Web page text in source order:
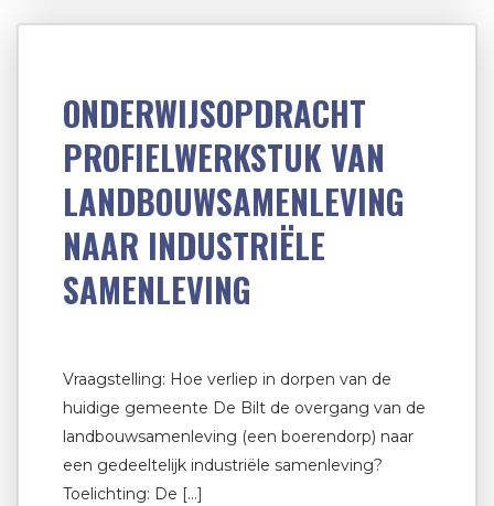
ONDERWIJSOPDRACHT
PROFIELWERKSTUK VAN
LANDBOUWSAMENLEVING
NAAR INDUSTRIËLE
SAMENLEVING
Vraagstelling: Hoe verliep in dorpen van de
huidige gemeente De Bilt de overgang van de
landbouwsamenleving (een boerendorp) naar
een gedeeltelijk industriële samenleving?
Toelichting: De […]